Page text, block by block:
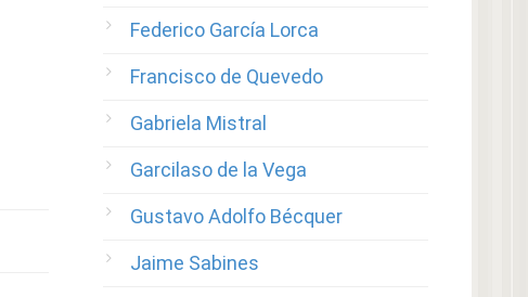
Federico García Lorca
Francisco de Quevedo
Gabriela Mistral
Garcilaso de la Vega
Gustavo Adolfo Bécquer
Jaime Sabines